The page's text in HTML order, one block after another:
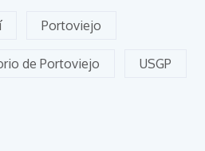
Portoviejo
de Portoviejo USGP